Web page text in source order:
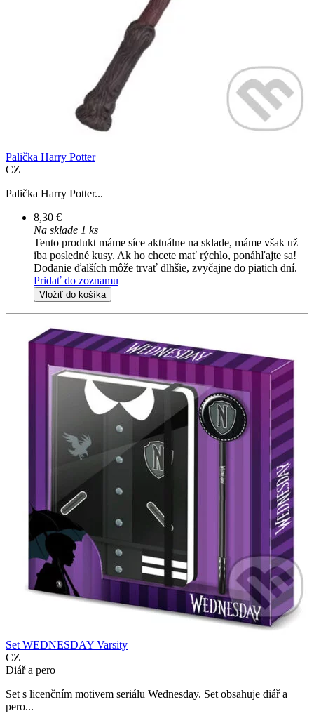
Palička Harry Potter
CZ
Palička Harry Potter...
8,30 €
Na sklade 1 ks
Tento produkt máme síce aktuálne na sklade, máme však už
iba posledné kusy. Ak ho chcete mať rýchlo, ponáhľajte sa!
Dodanie ďalších môže trvať dlhšie, zvyčajne do piatich dní.
Pridať do zoznamu
Vložiť do košíka
Set WEDNESDAY Varsity
CZ
Diář a pero
Set s licenčním motivem seriálu Wednesday. Set obsahuje diář a
pero...